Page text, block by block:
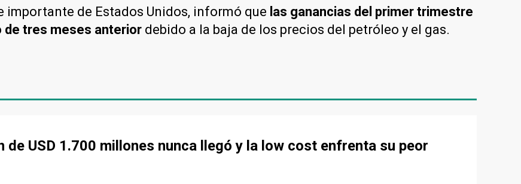
importante de Estados Unidos, informó que las ganancias del primer trimestre
de tres meses anterior debido a la baja de los precios del petróleo y el gas.
USD 1.700 millones nunca llegó y la low cost enfrenta su peor